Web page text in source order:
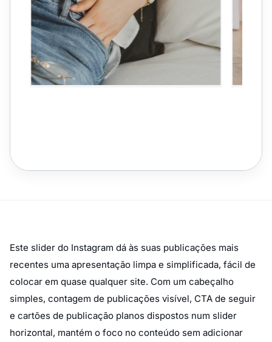
Este slider do Instagram dá às suas publicações mais
recentes uma apresentação limpa e simplificada, fácil de
colocar em quase qualquer site. Com um cabeçalho
simples, contagem de publicações visível, CTA de seguir
e cartões de publicação planos dispostos num slider
horizontal, mantém o foco no conteúdo sem adicionar